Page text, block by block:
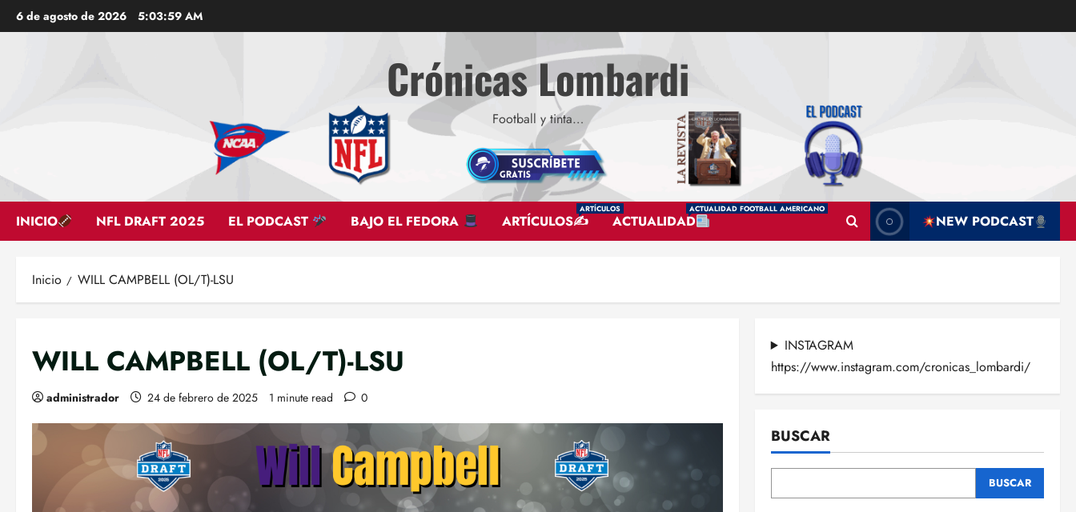
Saltar
al
6 de agosto de 2026 5:04:00 AM
Crónicas Lombardi
Football y tinta…
INICIO NFL DRAFT 2025 EL PODCAST BAJO EL FEDORA ARTÍCULOS✍
ARTÍCULOS
ACTUALIDAD
ACTUALIDAD FOOTBALL AMERICANO
NEW PODCAST
Inicio WILL CAMPBELL (OL/T)-LSU
WILL CAMPBELL (OL/T)-LSU
administrador 24 de febrero de 2025 1 minute read 0
INSTAGRAM
https://www.instagram.com/cronicas_lombardi/
BUSCAR
BUSCAR